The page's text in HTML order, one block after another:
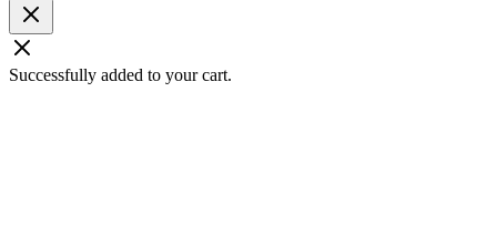
Successfully added to your cart.